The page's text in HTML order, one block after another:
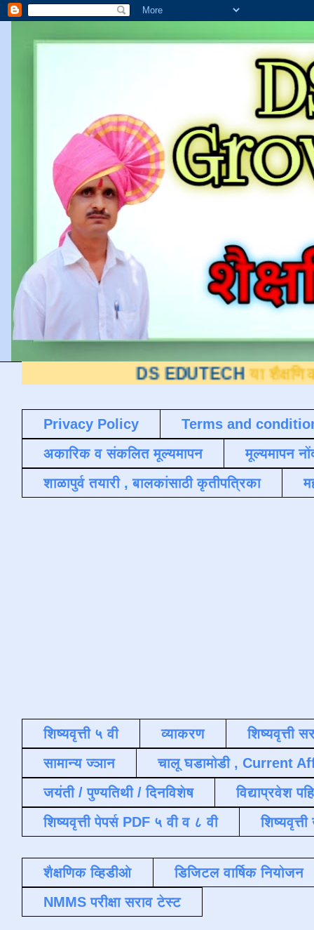
DS EDUTECH या शैक्षणिक ब्लॉगवर
Privacy Policy
Terms and
अकारिक व संकलित मूल्यमापन
मूल्यमापन
शाळापुर्व तयारी , बालकांसाठी कृतीपत्रिका
शिष्यवृत्ती ५ वी व्याकरण
शिष्यवृत्ती
सामान्य ज्ञान
चालू घडामोडी , Current
जयंती / पुण्यतिथी / दिनविशेष
विद्याप्रवेश
शिष्यवृत्ती पेपर्स PDF ५ वी व ८ वी
शैक्षणिक व्हिडीओ
डिजिटल वार्षिक नियोजन
NMMS परीक्षा सराव टेस्ट